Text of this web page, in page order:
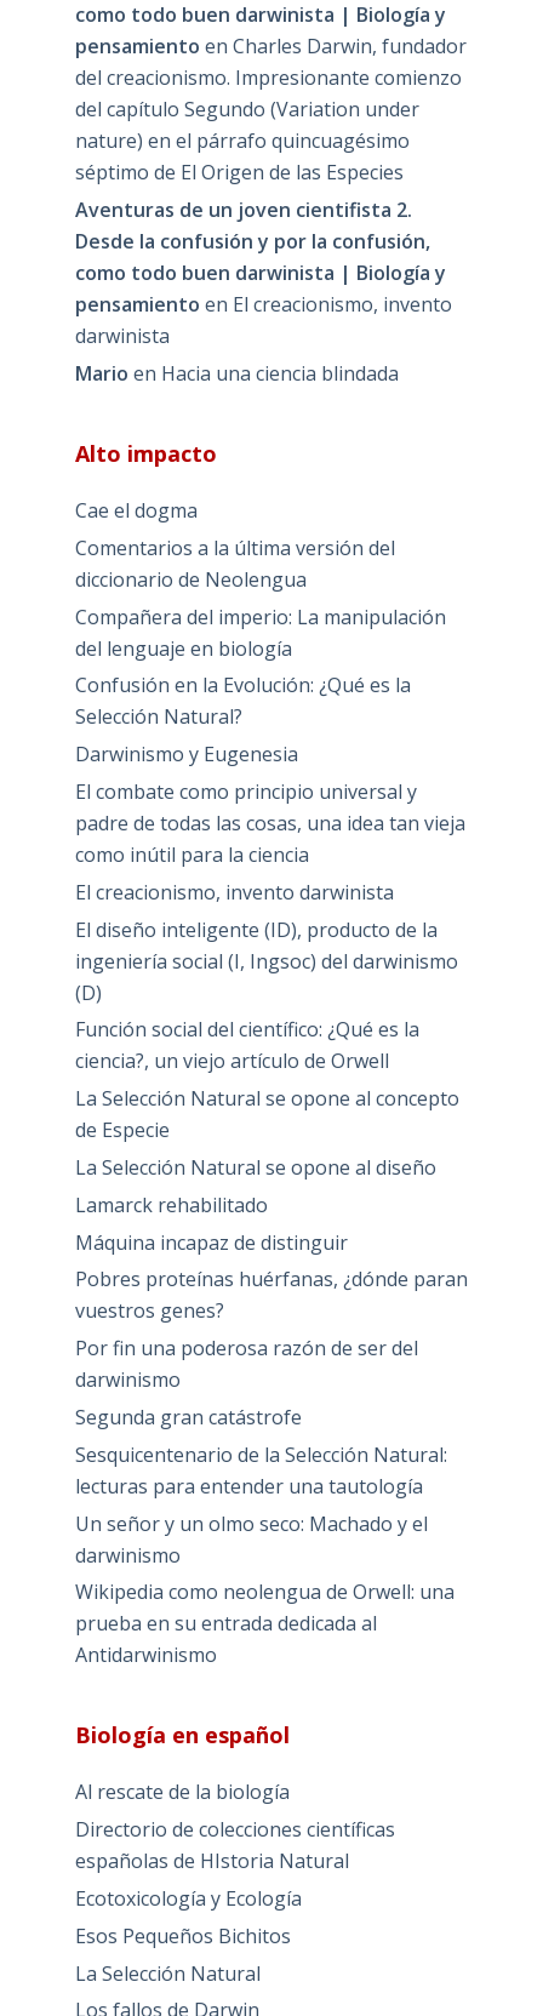
como todo buen darwinista | Biología y
pensamiento en Charles Darwin, fundador
del creacionismo. Impresionante comienzo
del capítulo Segundo (Variation under
nature) en el párrafo quincuagésimo
séptimo de El Origen de las Especies
Aventuras de un joven cientifista 2.
Desde la confusión y por la confusión,
como todo buen darwinista | Biología y
pensamiento en El creacionismo, invento
darwinista
Mario en Hacia una ciencia blindada
Alto impacto
Cae el dogma
Comentarios a la última versión del
diccionario de Neolengua
Compañera del imperio: La manipulación
del lenguaje en biología
Confusión en la Evolución: ¿Qué es la
Selección Natural?
Darwinismo y Eugenesia
El combate como principio universal y
padre de todas las cosas, una idea tan vieja
como inútil para la ciencia
El creacionismo, invento darwinista
El diseño inteligente (ID), producto de la
ingeniería social (I, Ingsoc) del darwinismo
(D)
Función social del científico: ¿Qué es la
ciencia?, un viejo artículo de Orwell
La Selección Natural se opone al concepto
de Especie
La Selección Natural se opone al diseño
Lamarck rehabilitado
Máquina incapaz de distinguir
Pobres proteínas huérfanas, ¿dónde paran
vuestros genes?
Por fin una poderosa razón de ser del
darwinismo
Segunda gran catástrofe
Sesquicentenario de la Selección Natural:
lecturas para entender una tautología
Un señor y un olmo seco: Machado y el
darwinismo
Wikipedia como neolengua de Orwell: una
prueba en su entrada dedicada al
Antidarwinismo
Biología en español
Al rescate de la biología
Directorio de colecciones científicas
españolas de HIstoria Natural
Ecotoxicología y Ecología
Esos Pequeños Bichitos
La Selección Natural
Los fallos de Darwin